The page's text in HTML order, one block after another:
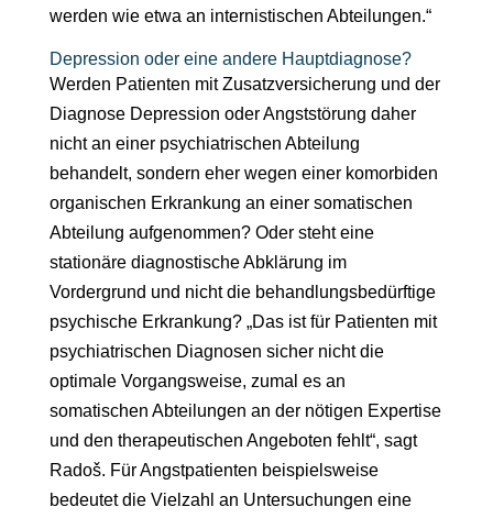
werden wie etwa an internistischen Abteilungen.“
Depression oder eine andere Hauptdiagnose?
Werden Patienten mit Zusatzversicherung und der
Diagnose Depression oder Angststörung daher
nicht an einer psychiatrischen Abteilung
behandelt, sondern eher wegen einer komorbiden
organischen Erkrankung an einer somatischen
Abteilung aufgenommen? Oder steht eine
stationäre diagnostische Abklärung im
Vordergrund und nicht die behandlungsbedürftige
psychische Erkrankung? „Das ist für Patienten mit
psychiatrischen Diagnosen sicher nicht die
optimale Vorgangsweise, zumal es an
somatischen Abteilungen an der nötigen Expertise
und den therapeutischen Angeboten fehlt“, sagt
Radoš. Für Angstpatienten beispielsweise
bedeutet die Vielzahl an Untersuchungen eine